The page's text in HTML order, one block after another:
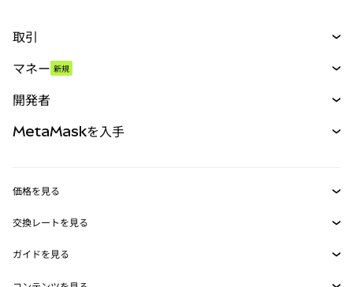
取引
パーペチュアル
RWA
マネー 新規
開発者
MetaMask Connect
Snaps
MetaMaskを入手
セキュリティ
価格を見る
イーサリアムの価格
Solanaの価格
交換レートを見る
ETH→USD
USDT→INR
ガイドを見る